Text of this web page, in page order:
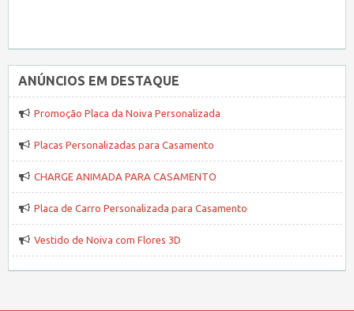
ANÚNCIOS EM DESTAQUE
Promoção Placa da Noiva Personalizada
Placas Personalizadas para Casamento
CHARGE ANIMADA PARA CASAMENTO
Placa de Carro Personalizada para Casamento
Vestido de Noiva com Flores 3D